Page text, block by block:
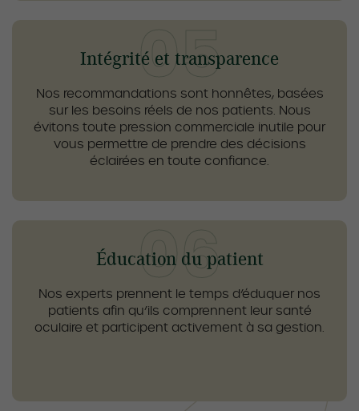
Intégrité et transparence
Nos recommandations sont honnêtes, basées
sur les besoins réels de nos patients. Nous
évitons toute pression commerciale inutile pour
vous permettre de prendre des décisions
éclairées en toute confiance.
Éducation du patient
Nos experts prennent le temps d’éduquer nos
patients afin qu’ils comprennent leur santé
oculaire et participent activement à sa gestion.